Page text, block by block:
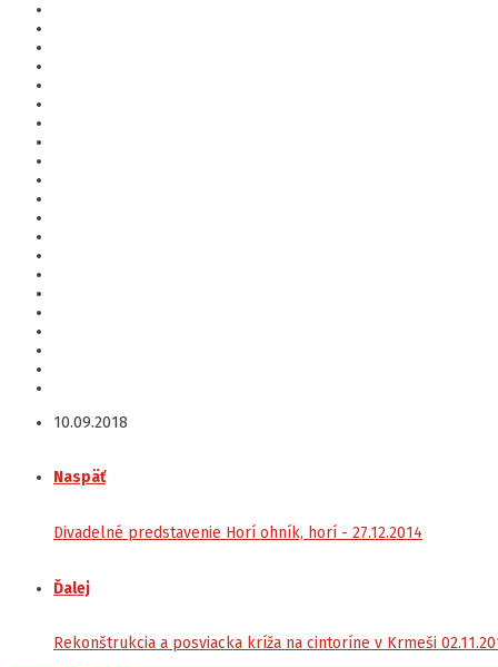
10.09.2018
Naspäť
Divadelné predstavenie Horí ohník, horí - 27.12.2014
Ďalej
Rekonštrukcia a posviacka kríža na cintoríne v Krmeši